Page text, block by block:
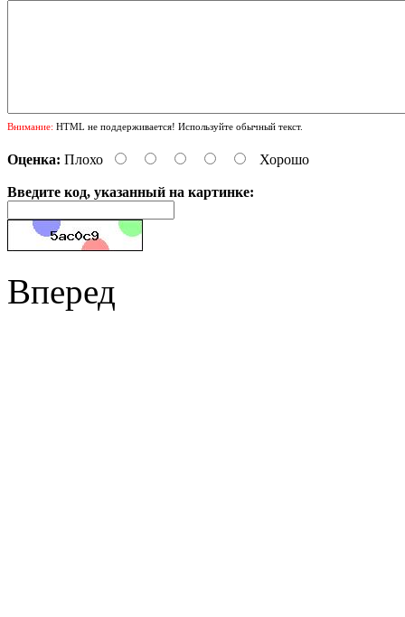
Внимание: HTML не поддерживается! Используйте обычный текст.
Оценка: Плохо Хорошо
Введите код, указанный на картинке:
Вперед